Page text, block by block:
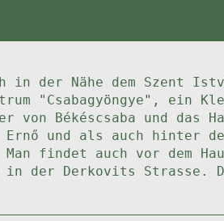
der Nähe dem Szent
"Csabagyöngye", ein
von Békéscsaba und das
und als auch hinter
findet auch vor dem
in der Derkovits